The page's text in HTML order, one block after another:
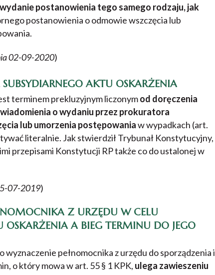
postanowienia tego samego rodzaju, jak
postanowienia o odmowie wszczęcia lub
02-09-2020)
AKTU OSKARŻENIA
terminem prekluzyjnym liczonymod doręczenia
o wydaniu przez prokuratora
lub umorzenia postępowaniaw wypadkach (art.
literalnie. Jak stwierdził Trybunał Konstytucyjny,
przepisami Konstytucji RP także co do ustalonej w
07-2019)
Z URZĘDU W CELU
OSKARŻENIA A BIEG TERMINU DO JEGO
pełnomocnika z urzędu do sporządzenia i
o który mowa w art. 55 § 1 KPK, ulega zawieszeniu